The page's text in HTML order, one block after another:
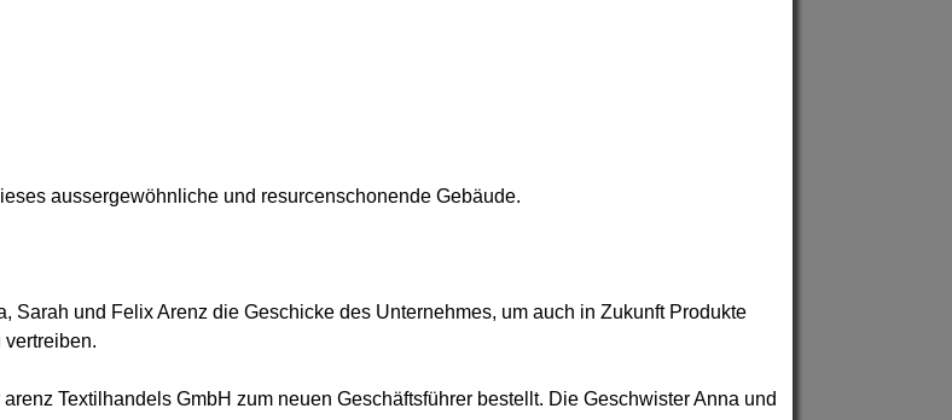
aussergewöhnliche und resurcenschonende Gebäude.
Sarah und Felix Arenz die Geschicke des Unternehmes, um auch in Zukunft Produkte
Textilhandels GmbH zum neuen Geschäftsführer bestellt. Die Geschwister Anna und